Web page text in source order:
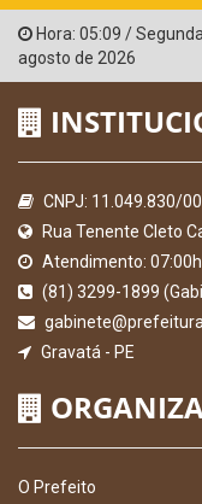
Hora: 05:09 /
agosto de 2026
CNPJ: 11.049.830/
Rua Tenente Cleto
Atendimento:
(81) 3299-1899
Gravatá - PE
O Prefeito